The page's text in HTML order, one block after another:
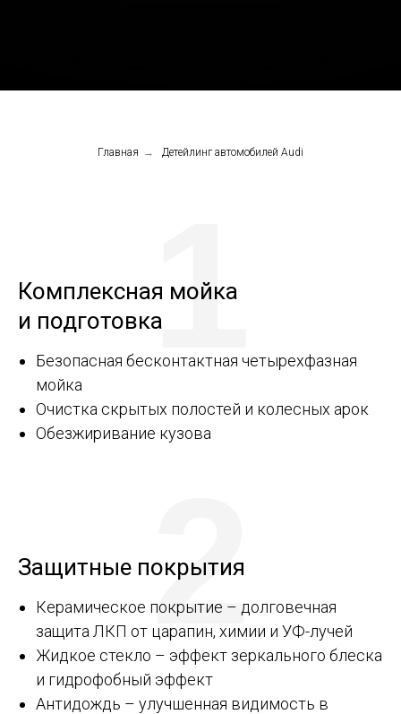
Главная → Детейлинг автомобилей Audi
Комплексная мойка
и подготовка
Безопасная бесконтактная четырехфазная
мойка
Очистка скрытых полостей и колесных арок
Обезжиривание кузова
1
Защитные покрытия
Керамическое покрытие – долговечная
защита ЛКП от царапин, химии и УФ-лучей
Жидкое стекло – эффект зеркального блеска
и гидрофобный эффект
Антидождь – улучшенная видимость в
2